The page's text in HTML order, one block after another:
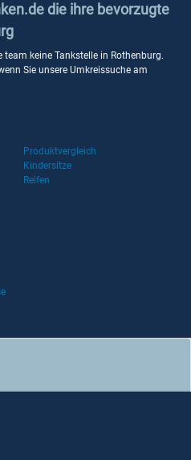
die ihre bevorzugte
team keine Tankstelle in Rothenburg.
Sie unsere Umkreissuche am
Produktvergleich
Kindersitze
Reifen